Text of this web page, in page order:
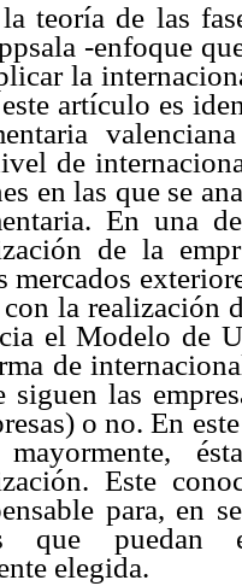
teoría de las
-enfoque
la
artículo es
de
en las que se
En una
de la
mercados
la realización
el Modelo de
de
siguen las
o no. En
mayormente,
Este
para, en
que puedan
elegida.